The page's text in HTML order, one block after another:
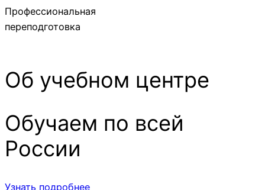
Профессиональная
переподготовка
Об учебном центре
Обучаем по всей
России
Узнать подробнее